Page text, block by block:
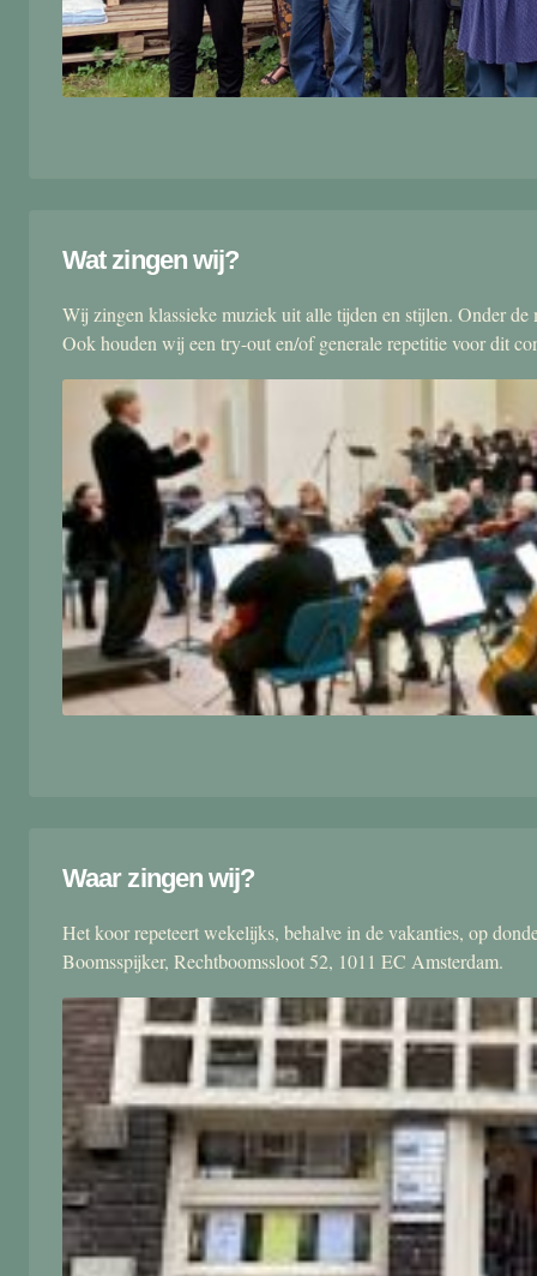
Wat zingen wij?
Wij zingen klassieke muziek uit alle tijden en stijlen. Onder
Ook houden wij een try-out en/of generale repetitie voor dit
Waar zingen wij?
Het koor repeteert wekelijks, behalve in de vakanties, op
Boomsspijker, Rechtboomssloot 52, 1011 EC Amsterdam.